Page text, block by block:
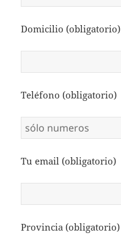
Domicilio (obligatorio)
Teléfono (obligatorio)
Tu email (obligatorio)
Provincia (obligatorio)